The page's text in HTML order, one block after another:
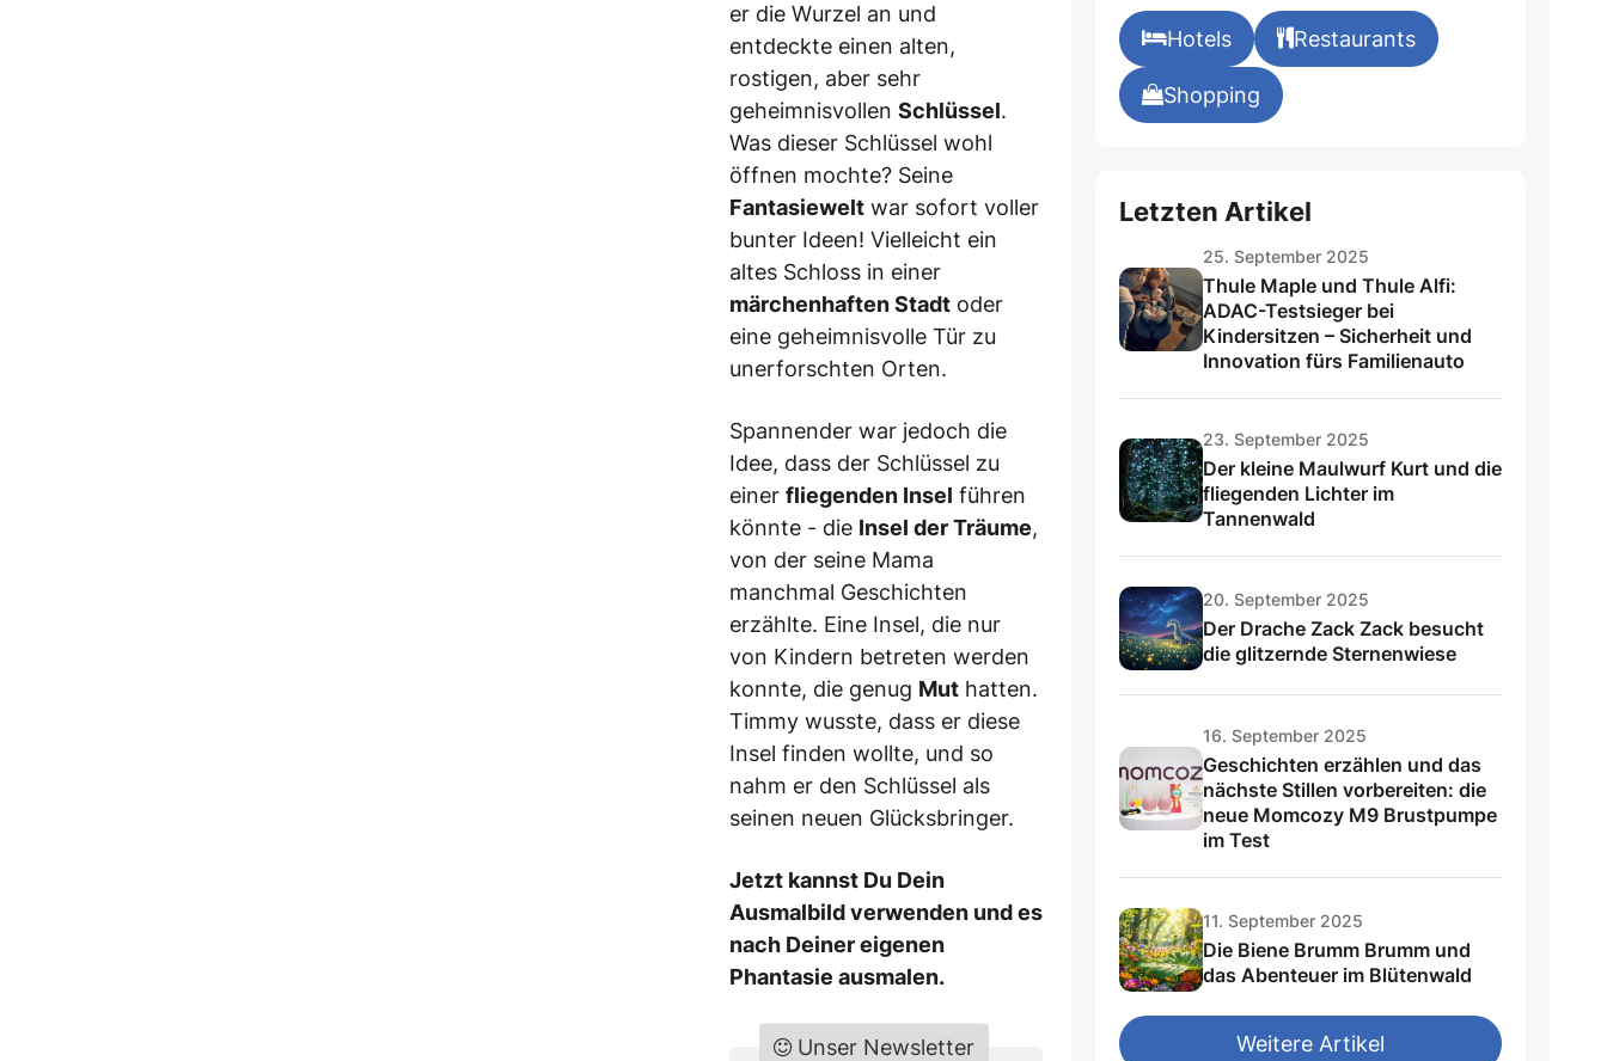
er die Wurzel an und
entdeckte einen alten,
rostigen, aber sehr
geheimnisvollen Schlüssel.
Was dieser Schlüssel wohl
öffnen mochte? Seine
Fantasiewelt war sofort voller
bunter Ideen! Vielleicht ein
altes Schloss in einer
märchenhaften Stadt oder
eine geheimnisvolle Tür zu
unerforschten Orten.
Spannender war jedoch die
Idee, dass der Schlüssel zu
einer fliegenden Insel führen
könnte - die Insel der Träume,
von der seine Mama
manchmal Geschichten
erzählte. Eine Insel, die nur
von Kindern betreten werden
konnte, die genug Mut hatten.
Timmy wusste, dass er diese
Insel finden wollte, und so
nahm er den Schlüssel als
seinen neuen Glücksbringer.
Jetzt kannst Du Dein
Ausmalbild verwenden und es
nach Deiner eigenen
Phantasie ausmalen.
Unser Newsletter
Hotels Restaurants
Shopping
Letzten Artikel
25. September 2025
Thule Maple und Thule Alfi:
ADAC-Testsieger bei
Kindersitzen – Sicherheit und
Innovation fürs Familienauto
23. September 2025
Der kleine Maulwurf Kurt und die
fliegenden Lichter im
Tannenwald
20. September 2025
Der Drache Zack Zack besucht
die glitzernde Sternenwiese
16. September 2025
Geschichten erzählen und das
nächste Stillen vorbereiten: die
neue Momcozy M9 Brustpumpe
im Test
11. September 2025
Die Biene Brumm Brumm und
das Abenteuer im Blütenwald
Weitere Artikel